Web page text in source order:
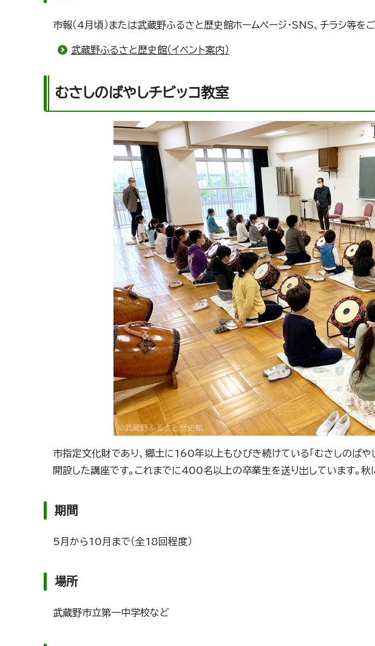
市報（4月頃）または武蔵野ふるさと歴史館ホームページ・SNS、チラシ等を
武蔵野ふるさと歴史館（イベント案内）
むさしのばやしチビッコ教室
市指定文化財であり、郷土に160年以上もひびき続けている「むさしのばや
開設した講座です。これまでに400名以上の卒業生を送り出しています。
期間
5月から10月まで（全18回程度）
場所
武蔵野市立第一中学校など